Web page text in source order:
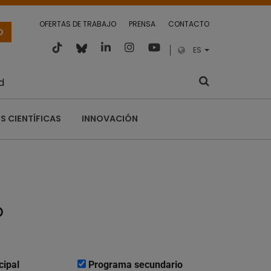
OFERTAS DE TRABAJO PRENSA CONTACTO
ES
CIENTÍFICAS INNOVACIÓN
Programa secundario